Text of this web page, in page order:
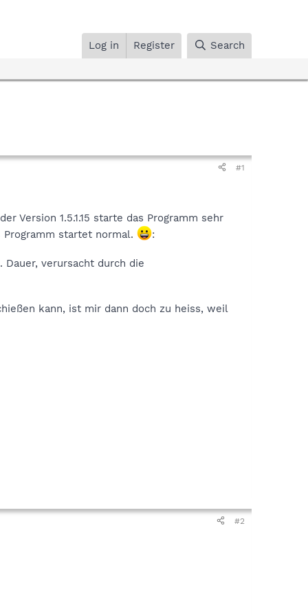
Log in Register Search
#1
Version 1.5.1.15 starte das Programm sehr
Programm startet normal.
:
Dauer, verursacht durch die
kann, ist mir dann doch zu heiss, weil
#2